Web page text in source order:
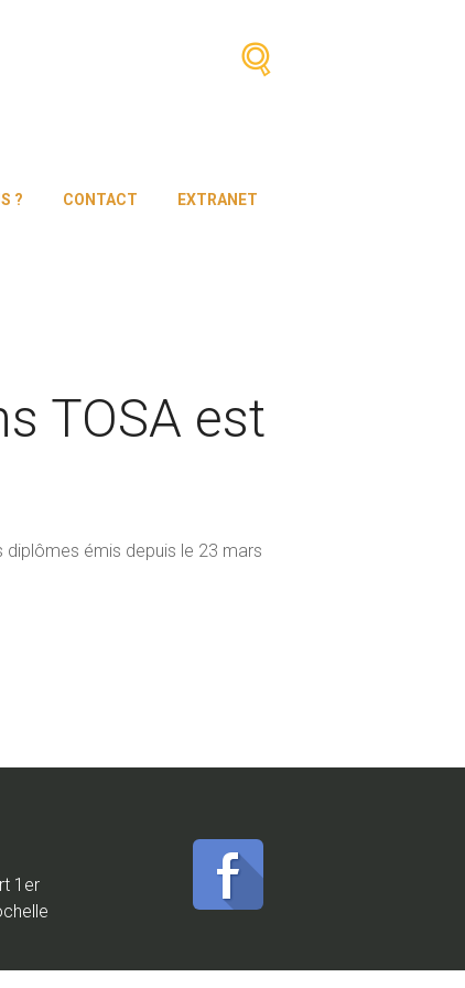
? CONTACT EXTRANET
TOSA est
émis depuis le 23 mars
1er